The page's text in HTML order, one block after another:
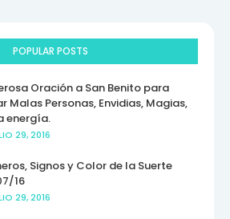
POPULAR POSTS
Oración a San Benito para
Malas Personas, Envidias, Magias,
energía.
29, 2016
Signos y Color de la Suerte
16
29, 2016